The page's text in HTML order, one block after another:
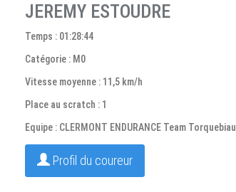
JEREMY ESTOUDRE
Temps : 01:28:44
Catégorie : M0
Vitesse moyenne : 11,5 km/h
Place au scratch : 1
Equipe : CLERMONT ENDURANCE Team Torquebiau
Profil du coureur